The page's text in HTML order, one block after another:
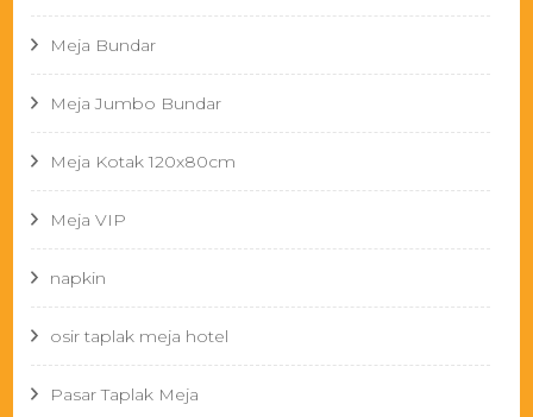
Meja Bundar
Meja Jumbo Bundar
Meja Kotak 120x80cm
Meja VIP
napkin
osir taplak meja hotel
Pasar Taplak Meja